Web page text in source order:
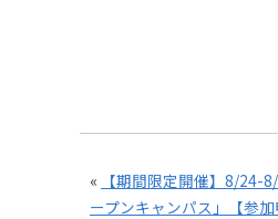
«
【期間限定開催】8/24-
ープンキャンパス」【参加